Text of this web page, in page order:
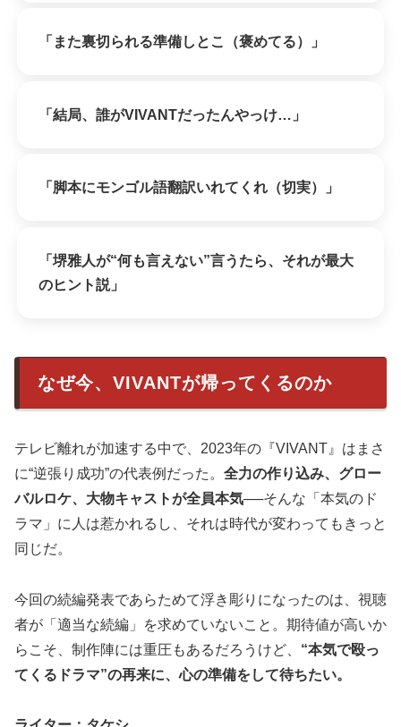
「また裏切られる準備しとこ（褒めてる）」
「結局、誰がVIVANTだったんやっけ…」
「脚本にモンゴル語翻訳いれてくれ（切実）」
「堺雅人が“何も言えない”言うたら、それが最大
のヒント説」
なぜ今、VIVANTが帰ってくるのか
テレビ離れが加速する中で、2023年の『VIVANT』はまさ
に“逆張り成功”の代表例だった。 全力の作り込み、グロー
バルロケ、大物キャストが全員本気──そんな「本気のド
ラマ」に人は惹かれるし、それは時代が変わってもきっと
同じだ。
今回の続編発表であらためて浮き彫りになったのは、視聴
者が「適当な続編」を求めていないこと。期待値が高いか
らこそ、制作陣には重圧もあるだろうけど、 “本気で殴っ
てくるドラマ”の再来に、心の準備をして待ちたい。